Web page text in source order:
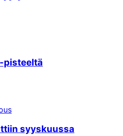
pisteeltä
syyskuussa